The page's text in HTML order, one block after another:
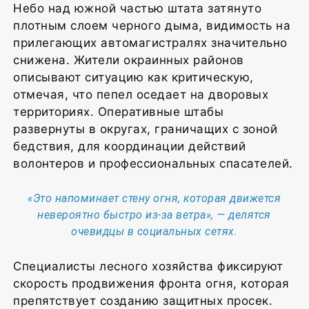
Небо над южной частью штата затянуто
плотным слоем черного дыма, видимость на
прилегающих автомагистралях значительно
снижена. Жители окраинных районов
описывают ситуацию как критическую,
отмечая, что пепел оседает на дворовых
территориях. Оперативные штабы
развернуты в округах, граничащих с зоной
бедствия, для координации действий
волонтеров и профессиональных спасателей.
«Это напоминает стену огня, которая движется
невероятно быстро из-за ветра», — делятся
очевидцы в социальных сетях.
Специалисты лесного хозяйства фиксируют
скорость продвижения фронта огня, которая
препятствует созданию защитных просек.